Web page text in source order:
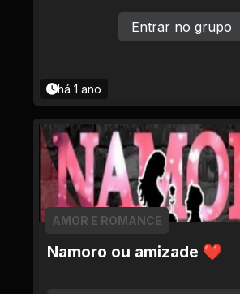
há 1 ano
Entrar no grupo
Namoro ou amizade ❤
AMOR E ROMANCE